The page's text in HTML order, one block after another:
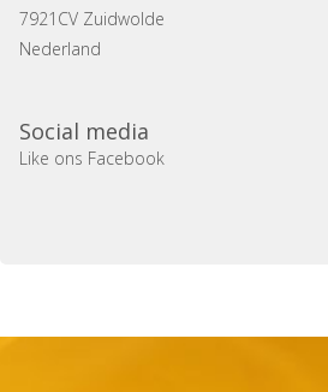
7921CV Zuidwolde
Nederland
Social media
Like ons Facebook